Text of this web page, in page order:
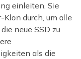
einleiten. Sie
durch, um alle
neue SSD zu
als die